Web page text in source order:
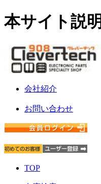
本サイト説明
会社紹介
お問い合わせ
TOP